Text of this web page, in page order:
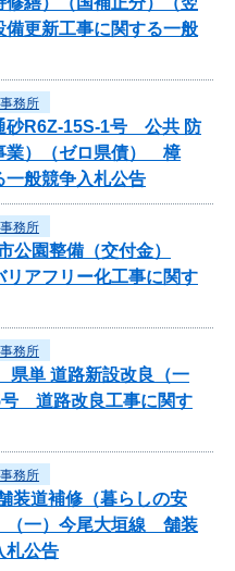
更新工事に関する一般
務所
砂R6Z-15S-1号 公共 防
業）（ゼロ県債） 樟
般競争入札公告
務所
園整備（交付金）
アフリー化工事に関す
務所
単 道路新設改良（一
道路改良工事に関す
務所
装道補修（暮らしの安
（一）今尾大垣線 舗装
札公告